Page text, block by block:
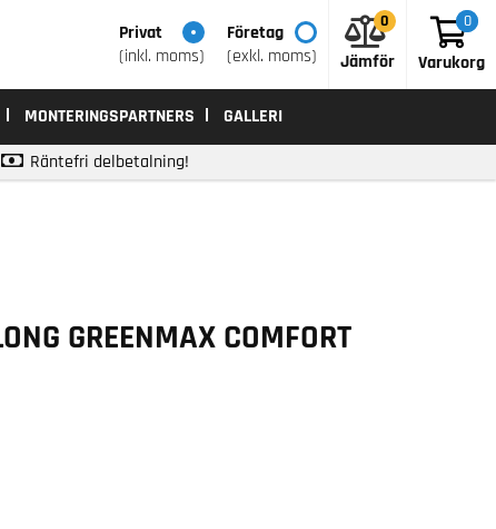
0
0
Varukorg
0
Jämför
Privat
(inkl. moms)
Företag
(exkl. moms)
MONTERINGSPARTNERS
GALLERI
Räntefri delbetalning!
GREENMAX COMFORT